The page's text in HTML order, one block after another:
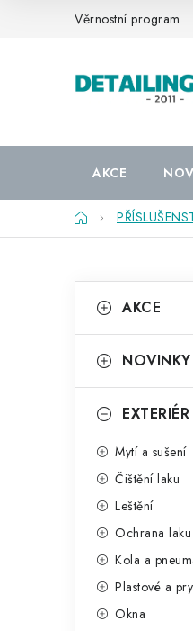
Věrnostní program
AKCE
Domů
o
t
kategorie
a
e
AKCE
NOVINKY
EXTERIÉR
Mytí a sušení
Čištění laku
Leštění
Ochrana laku
Kola a
Plastové a
Okna